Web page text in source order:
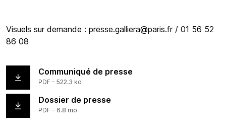
Visuels sur demande : presse.galliera@paris.fr / 01 56 52
86 08
Communiqué de presse
PDF - 522.3 ko
Dossier de presse
PDF - 6.8 mo